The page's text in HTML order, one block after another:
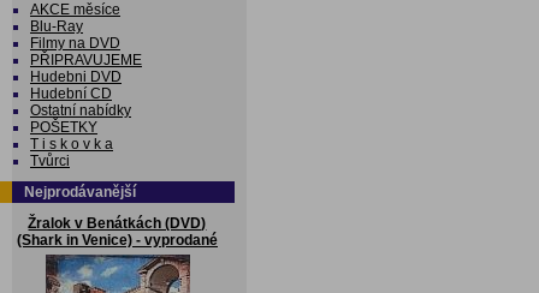
AKCE měsíce
Blu-Ray
Filmy na DVD
PŘIPRAVUJEME
Hudebni DVD
Hudební CD
Ostatní nabídky
POŠETKY
T i s k o v k a
Tvůrci
Nejprodávanější
Žralok v Benátkách (DVD)
(Shark in Venice) - vyprodané